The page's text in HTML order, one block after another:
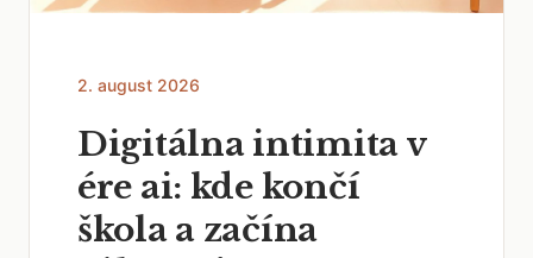
2. august 2026
Digitálna intimita v
ére ai: kde končí
škola a začína